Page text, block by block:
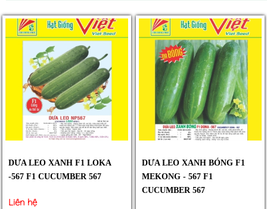
DƯA LEO XANH F1 LOKA
-567 F1 CUCUMBER 567
Liên hệ
DƯA LEO XANH BÓNG F1
MEKONG - 567 F1
CUCUMBER 567